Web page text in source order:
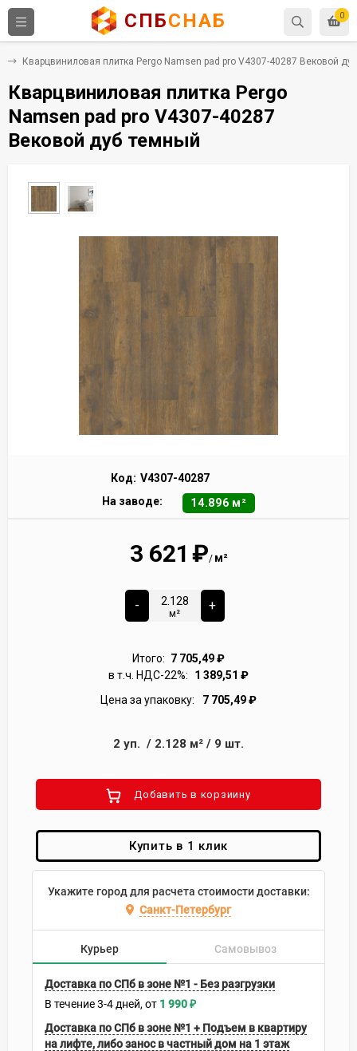
0
СПБСНАБ
Кварцвиниловая плитка Pergo Namsen pad pro V4307-40287 Вековой
Кварцвиниловая плитка Pergo
Namsen pad pro V4307-40287
Вековой дуб темный
Код: V4307-40287
На заводе:
14.896 м²
3 621 ₽/ м²
-
м²
+
Итого: 7 705,49₽
в т.ч. НДС-22%:
1 389,51 ₽
Цена за упаковку:
7 705,49₽
2 уп. / 2.128 м² / 9 шт.
Добавить в корзиину
Купить в 1 клик
Укажите город для расчета стоимости доставки:
Санкт-Петербург
Курьер Самовывоз
Доставка по СПб в зоне №1 - Без разгрузки
В течение3-4 дней 1 990₽
Доставка по СПб в зоне №1 + Подъем в квартиру
на лифте, либо занос в частный дом на 1 этаж